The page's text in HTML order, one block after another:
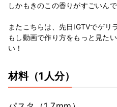
しかもきのこの香りがすごいん
またこちらは、先日IGTVでゲリ
もし動画で作り方をもっと見た
い！
材料（1人分）